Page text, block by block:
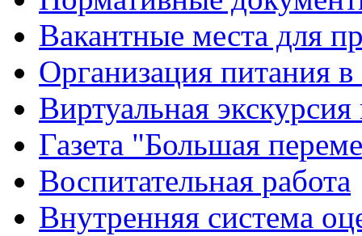
Вакантные места для
Организация питания в
Виртуальная
Газета "Большая
Воспитательная работа
Внутренняя система